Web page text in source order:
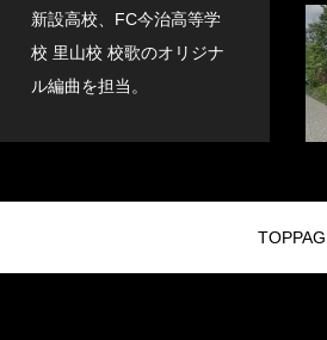
新設高校、FC今治高等学
校 里山校 校歌のオリジナ
ル編曲を担当。